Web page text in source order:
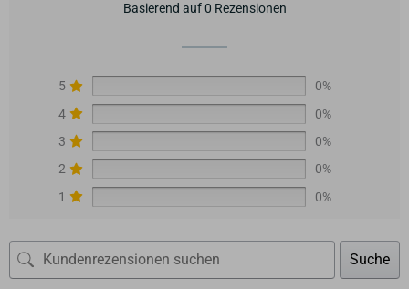
Basierend auf 0 Rezensionen
5
0%
4
0%
3
0%
2
0%
1
0%
Suche